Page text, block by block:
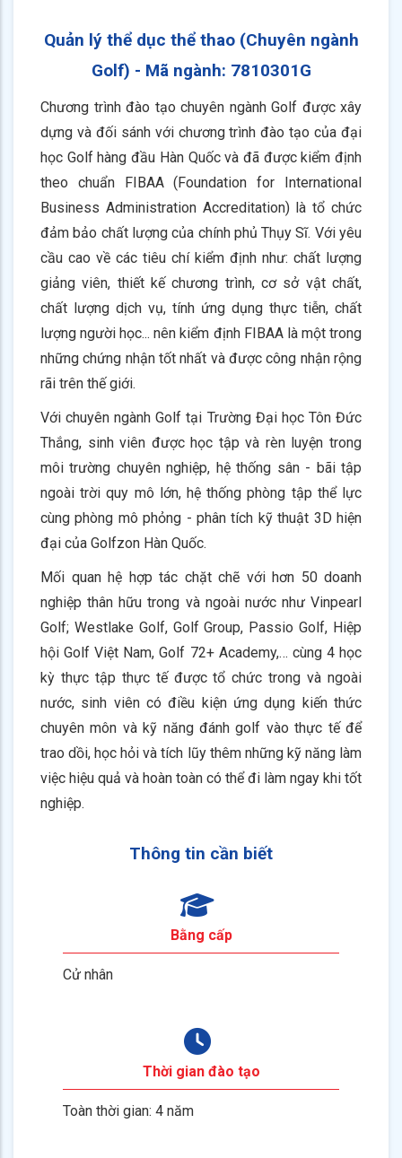
Quản lý thể dục thể thao (Chuyên ngành
Golf) - Mã ngành: 7810301G
Chương trình đào tạo chuyên ngành Golf được xây
dựng và đối sánh với chương trình đào tạo của đại
học Golf hàng đầu Hàn Quốc và đã được kiểm định
theo chuẩn FIBAA (Foundation for International
Business Administration Accreditation) là tổ chức
đảm bảo chất lượng của chính phủ Thụy Sĩ. Với yêu
cầu cao về các tiêu chí kiểm định như: chất lượng
giảng viên, thiết kế chương trình, cơ sở vật chất,
chất lượng dịch vụ, tính ứng dụng thực tiễn, chất
lượng người học... nên kiểm định FIBAA là một trong
những chứng nhận tốt nhất và được công nhận rộng
rãi trên thế giới.
Với chuyên ngành Golf tại Trường Đại học Tôn Đức
Thắng, sinh viên được học tập và rèn luyện trong
môi trường chuyên nghiệp, hệ thống sân - bãi tập
ngoài trời quy mô lớn, hệ thống phòng tập thể lực
cùng phòng mô phỏng - phân tích kỹ thuật 3D hiện
đại của Golfzon Hàn Quốc.
Mối quan hệ hợp tác chặt chẽ với hơn 50 doanh
nghiệp thân hữu trong và ngoài nước như Vinpearl
Golf; Westlake Golf, Golf Group, Passio Golf, Hiệp
hội Golf Việt Nam, Golf 72+ Academy,… cùng 4 học
kỳ thực tập thực tế được tổ chức trong và ngoài
nước, sinh viên có điều kiện ứng dụng kiến thức
chuyên môn và kỹ năng đánh golf vào thực tế để
trao dồi, học hỏi và tích lũy thêm những kỹ năng làm
việc hiệu quả và hoàn toàn có thể đi làm ngay khi tốt
nghiệp.
Thông tin cần biết
Bằng cấp
Cử nhân
Thời gian đào tạo
Toàn thời gian: 4 năm